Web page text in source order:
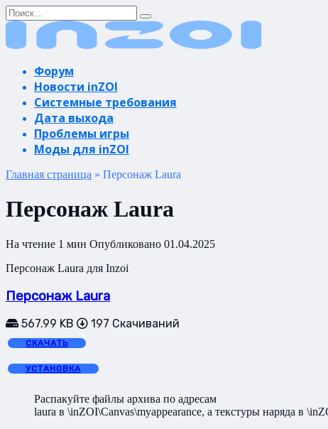
Перейти
к
содержанию
Search
for:
Форум
Новости inZOI
Системные требования
Дата выхода
Проблемы игры
Моды для inZOI
Главная страница » Персонаж Laura
Персонаж Laura
На чтение 1 мин Опубликовано 01.04.2025
Персонаж Laura для Inzoi
Персонаж Laura
567.99 KB 197 Скачиваний
СКАЧАТЬ
УСТАНОВКА
Распакуйте файлы архива по адресам
laura в \inZOI\Canvas\myappearance, а текстуры наряда в